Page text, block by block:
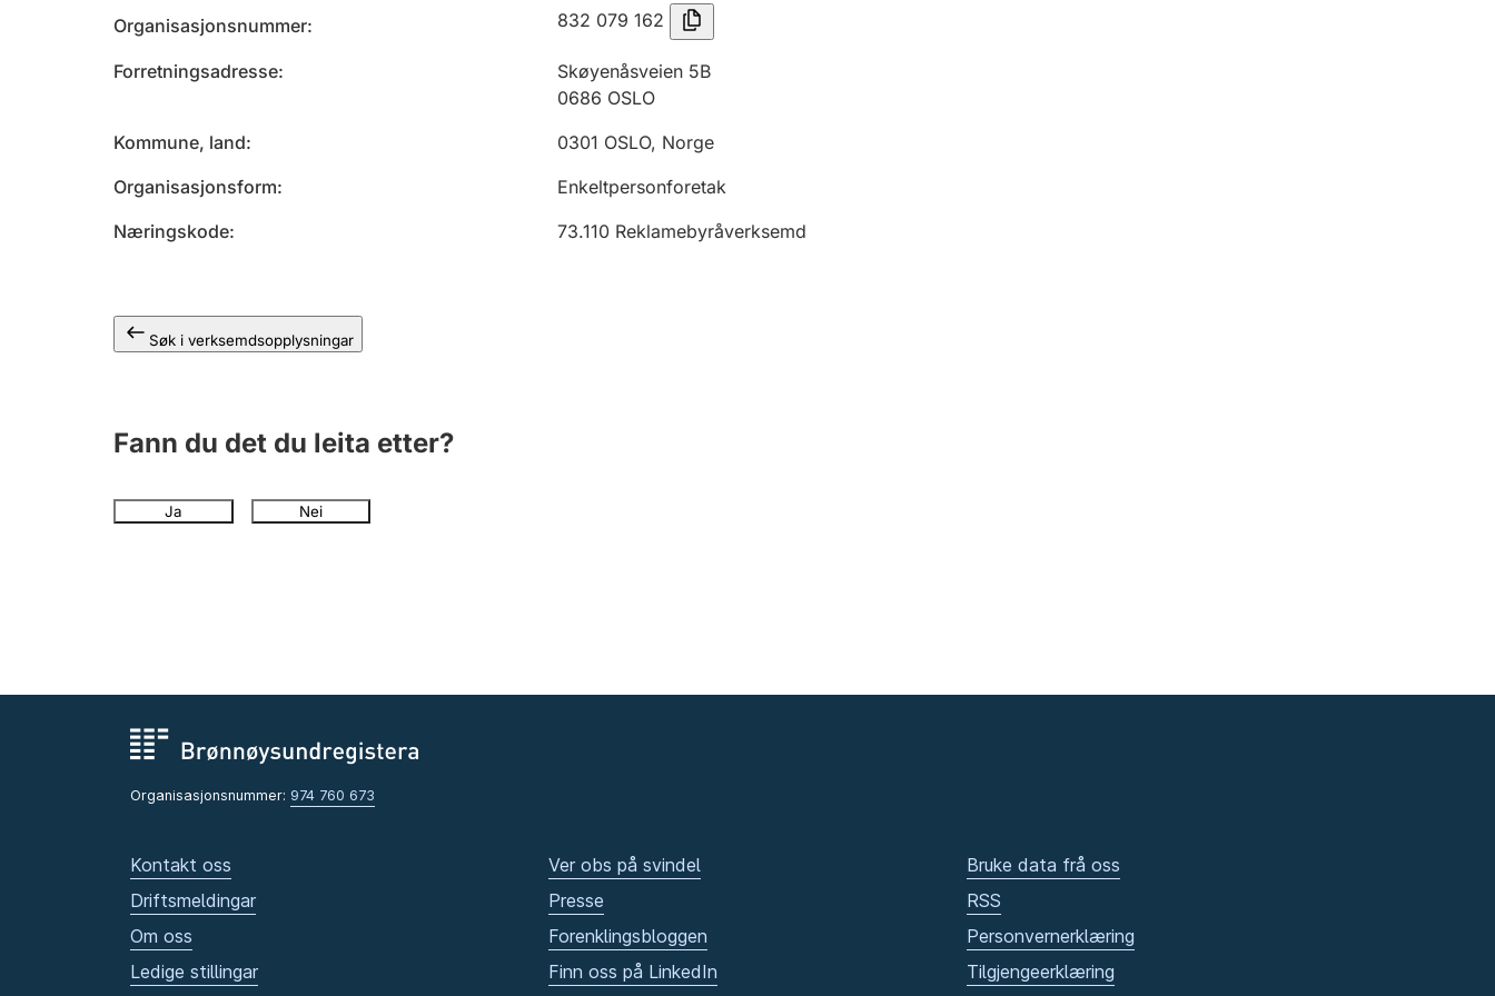
Organisasjonsnummer 832 079 162
Forretningsadresse
Skøyenåsveien 5B
0686 OSLO
Kommune, land
0301 OSLO, Norge
Organisasjonsform
Enkeltpersonforetak
Næringskode
73.110 Reklamebyråverksemd
Søk i verksemdsopplysningar
Fann du det du leita etter?
Ja Nei
Organisasjonsnummer: 974 760 673
Kontakt oss
Driftsmeldingar
Om oss
Ledige stillingar
Ver obs på svindel
Presse
Forenklingsbloggen
Finn oss på LinkedIn
Bruke data frå oss
RSS
Personvernerklæring
Tilgjengeerklæring